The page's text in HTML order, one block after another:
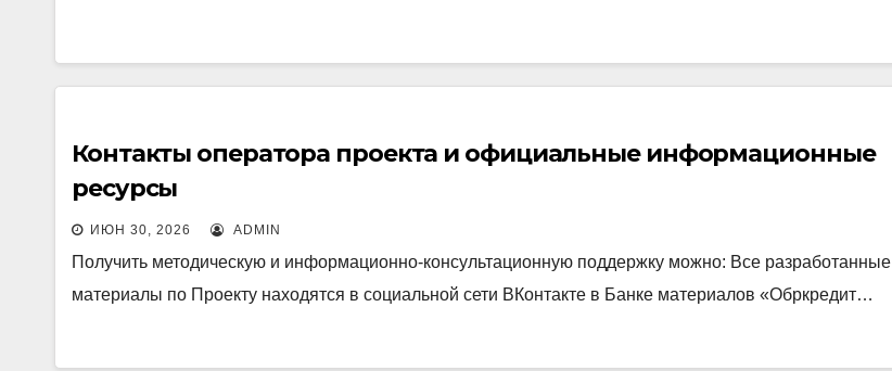
Контакты оператора проекта и официальные информационные
ресурсы
ИЮН 30, 2026 ADMIN
Получить методическую и информационно-консультационную поддержку можно: Все разработанные
материалы по Проекту находятся в социальной сети ВКонтакте в Банке материалов «Обркредит…